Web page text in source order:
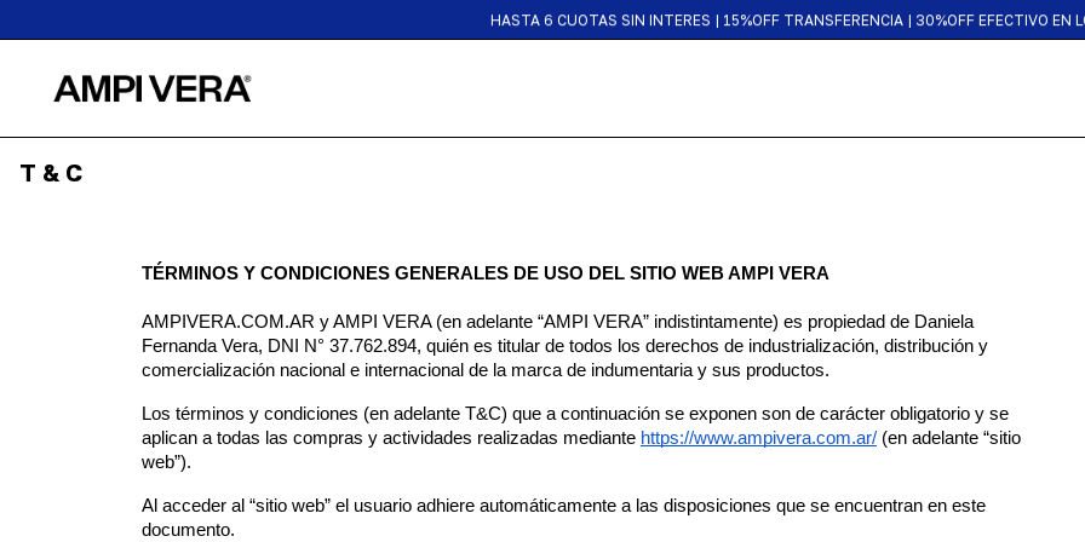
HASTA 6 CUOTAS SIN INTERES | 15%OFF TRANSFERENCIA | 30%OFF EFECTIVO EN
T & C
TÉRMINOS Y CONDICIONES GENERALES DE USO DEL SITIO WEB AMPI VERA
AMPIVERA.COM.AR y AMPI VERA (en adelante “AMPI VERA” indistintamente) es propiedad de Daniela
Fernanda Vera, DNI N° 37.762.894, quién es titular de todos los derechos de industrialización, distribución y
comercialización nacional e internacional de la marca de indumentaria y sus productos.
Los términos y condiciones (en adelante T&C) que a continuación se exponen son de carácter obligatorio y se
aplican a todas las compras y actividades realizadas mediante https://www.ampivera.com.ar/ (en adelante “sitio
web”).
Al acceder al “sitio web” el usuario adhiere automáticamente a las disposiciones que se encuentran en este
documento.